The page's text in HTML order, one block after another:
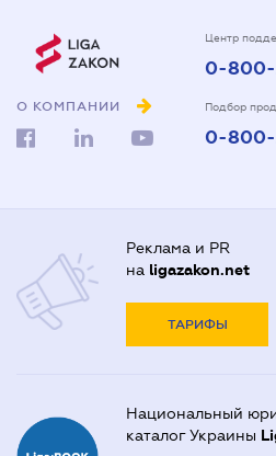
О КОМПАНИИ
Центр
0-800-
Подбор
0-800-
Реклама и PR
на ligazakon.net
ТАРИФЫ
Национальный
каталог Украины